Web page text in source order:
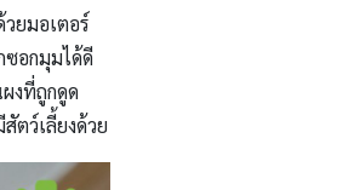
ยมอเตอร์
ซอกมุมได้ดี
งที่ถูกดูด
ตว์เลี้ยงด้วย